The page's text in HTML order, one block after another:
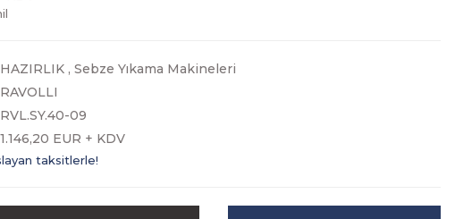
HAZIRLIK , Sebze Yıkama Makineleri
RAVOLLI
RVL.SY.40-09
1.146,20 EUR + KDV
taksitlerle!